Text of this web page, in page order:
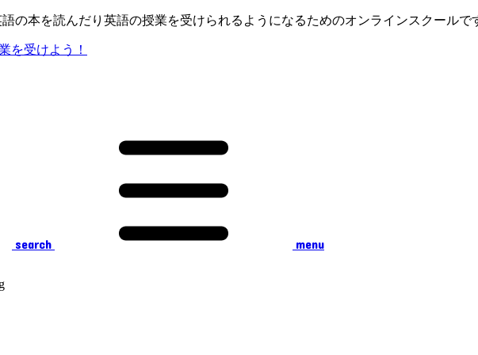
の本を読んだり英語の授業を受けられるようになるためのオンラインスクールで
search menu